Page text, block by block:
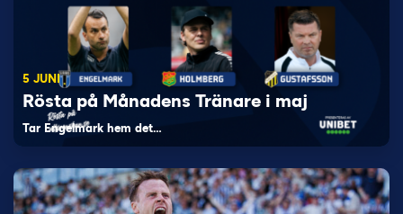
5 JUNI
Rösta på Månadens Tränare i maj
Tar Engelmark hem det…